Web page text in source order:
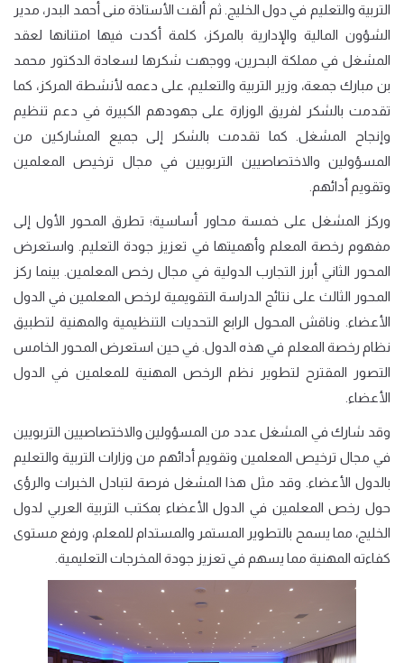
التربية والتعليم في دول الخليج. ثم ألقت الأستاذة منى أحمد البدر، مدير
الشؤون المالية والإدارية بالمركز، كلمة أكدت فيها امتنانها لعقد
المشغل في مملكة البحرين، ووجهت شكرها لسعادة الدكتور محمد
بن مبارك جمعة، وزير التربية والتعليم، على دعمه لأنشطة المركز، كما
تقدمت بالشكر لفريق الوزارة على جهودهم الكبيرة في دعم تنظيم
وإنجاح المشغل. كما تقدمت بالشكر إلى جميع المشاركين من
المسؤولين والاختصاصيين التربويين في مجال ترخيص المعلمين
وتقويم أدائهم
وركز المشغل على خمسة محاور أساسية؛ تطرق المحور الأول إلى
مفهوم رخصة المعلم وأهميتها في تعزيز جودة التعليم. واستعرض
المحور الثاني أبرز التجارب الدولية في مجال رخص المعلمين. بينما ركز
المحور الثالث على نتائج الدراسة التقويمية لرخص المعلمين في الدول
الأعضاء. وناقش المحول الرابع التحديات التنظيمية والمهنية لتطبيق
نظام رخصة المعلم في هذه الدول. في حين استعرض المحور الخامس
التصور المقترح لتطوير نظم الرخص المهنية للمعلمين في الدول
الأعضاء.
وقد شارك في المشغل عدد من المسؤولين والاختصاصيين التربويين
في مجال ترخيص المعلمين وتقويم أدائهم من وزارات التربية والتعليم
بالدول الأعضاء. وقد مثل هذا المشغل فرصة لتبادل الخبرات والرؤى
حول رخص المعلمين في الدول الأعضاء بمكتب التربية العربي لدول
الخليج، مما يسمح بالتطوير المستمر والمستدام للمعلم، ورفع مستوى
كفاءته المهنية مما يسهم في تعزيز جودة المخرجات التعليمية.